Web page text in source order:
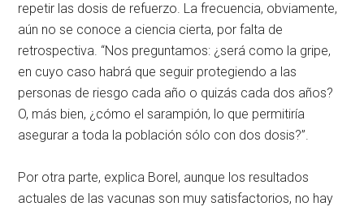
repetir las dosis de refuerzo. La frecuencia, obviamente,
aún no se conoce a ciencia cierta, por falta de
retrospectiva. “Nos preguntamos: ¿será como la gripe,
en cuyo caso habrá que seguir protegiendo a las
personas de riesgo cada año o quizás cada dos años?
O, más bien, ¿cómo el sarampión, lo que permitiría
asegurar a toda la población sólo con dos dosis?”.
Por otra parte, explica Borel, aunque los resultados
actuales de las vacunas son muy satisfactorios, no hay